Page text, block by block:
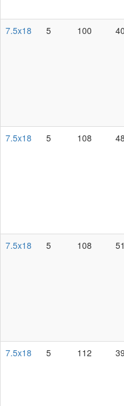
7.5x18 5 100 40
7.5x18 5 108 48
7.5x18 5 108 51
7.5x18 5 112 39